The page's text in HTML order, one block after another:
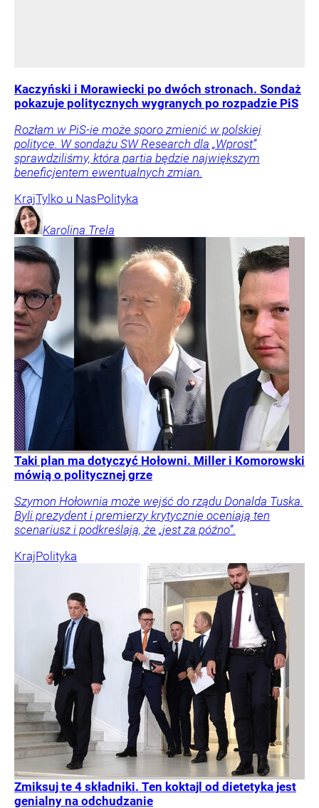
Kaczyński i Morawiecki po dwóch stronach. Sondaż
pokazuje politycznych wygranych po rozpadzie PiS
Rozłam w PiS-ie może sporo zmienić w polskiej
polityce. W sondażu SW Research dla „Wprost”
sprawdziliśmy, która partia będzie największym
beneficjentem ewentualnych zmian.
KrajTylko u NasPolityka
Karolina Trela
Taki plan ma dotyczyć Hołowni. Miller i Komorowski
mówią o politycznej grze
Szymon Hołownia może wejść do rządu Donalda Tuska.
Byli prezydent i premierzy krytycznie oceniają ten
scenariusz i podkreślają, że „jest za późno”.
KrajPolityka
Zmiksuj te 4 składniki. Ten koktajl od dietetyka jest
genialny na odchudzanie